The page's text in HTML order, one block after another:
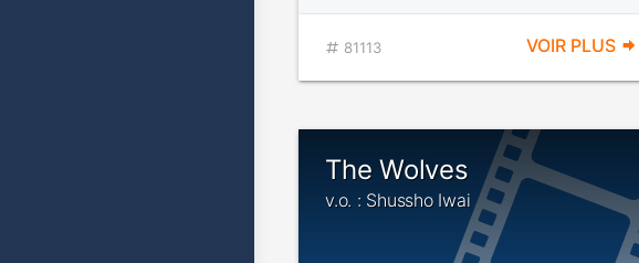
81113 VOIR PLUS
The Wolves
v.o. : Shussho Iwai